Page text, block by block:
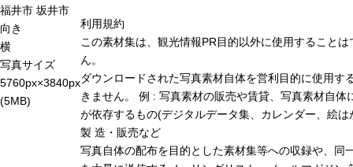
福井市 坂井市
向き
横
写真サイズ
5760px×3840px
(5MB)
利用規約
この素材集は、観光情報PR目的以外に使用することは
ん。
ダウンロードされた写真素材自体を営利目的に使用す
きません。 例 : 写真素材の販売や賃貸、写真素材自体
が依存するもの(デジタルデータ集、カレンダー、絵は
製 造・販売など
写真自体の配布を目的とした素材集等への収録や、同